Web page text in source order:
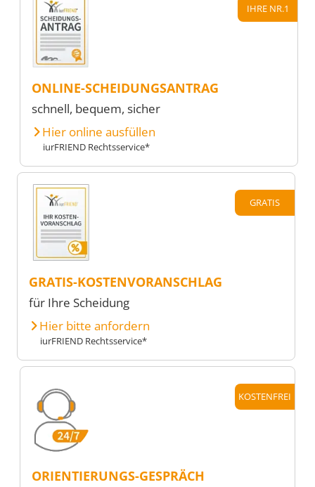
IHRE NR.1
ONLINE-SCHEIDUNGSANTRAG
schnell, bequem, sicher
Hier online ausfüllen
iurFRIEND Rechtsservice*
GRATIS
GRATIS-KOSTENVORANSCHLAG
für Ihre Scheidung
Hier bitte anfordern
iurFRIEND Rechtsservice*
KOSTENFREI
ORIENTIERUNGS-GESPRÄCH